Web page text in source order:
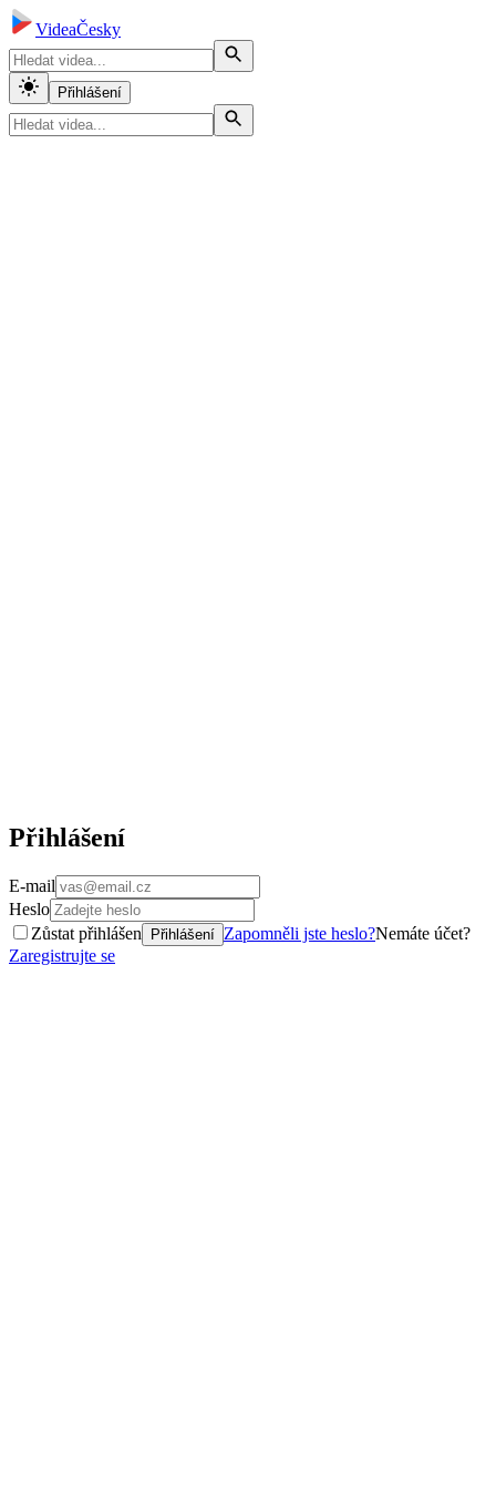
VideaČesky
Přihlášení
Přihlášení
E-mail
Heslo
Zůstat přihlášen
Přihlášení Zapomněli jste heslo?Nemáte účet?
Zaregistrujte se